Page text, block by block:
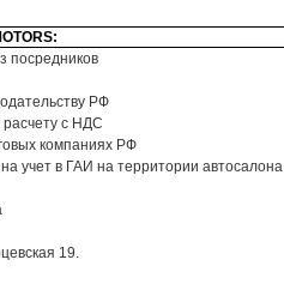
посредников
РФ
с НДС
компаниях РФ
учет в ГАИ на территории автосалона
19.